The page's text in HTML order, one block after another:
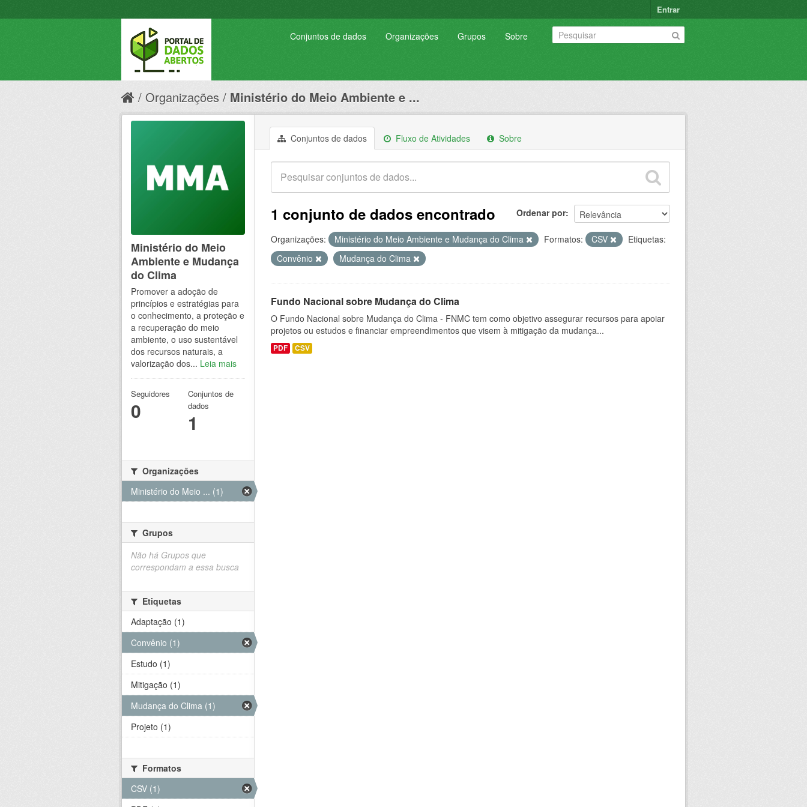
Entrar
Conjuntos de dados Organizações Grupos Sobre
Organizações Ministério do Meio Ambiente e ...
Conjuntos de dados Fluxo de Atividades Sobre
Ordenar por
1 conjunto de dados encontrado
Organizações: Ministério do Meio Ambiente e Mudança do Clima Formatos: CSV
Etiquetas:
Convênio
Mudança do Clima
Fundo Nacional sobre Mudança do Clima
O Fundo Nacional sobre Mudança do Clima - FNMC tem como objetivo assegurar recursos para apoiar
projetos ou estudos e financiar empreendimentos que visem à mitigação da mudança...
PDF CSV
Ministério do Meio
Ambiente e Mudança
do Clima
Promover a adoção de
princípios e estratégias para
o conhecimento, a proteção e
a recuperação do meio
ambiente, o uso sustentável
dos recursos naturais, a
valorização dos... Leia mais
Seguidores
0
Conjuntos de
dados
1
Organizações
Ministério do Meio ... (1)
Grupos
Não há Grupos que
correspondam a essa busca
Etiquetas
Adaptação (1)
Convênio (1)
Estudo (1)
Mitigação (1)
Mudança do Clima (1)
Projeto (1)
Formatos
CSV (1)